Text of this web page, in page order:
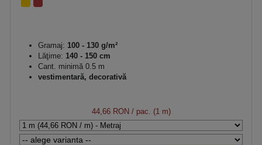
Gramaj: 100 - 130 g/m²
Lăţime: 140 - 150 cm
Cant. minimă 0.5 m
vestimentară, decorativă
44,66 RON / pac. (1 m)